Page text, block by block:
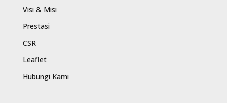
Visi & Misi
Prestasi
CSR
Leaflet
Hubungi Kami